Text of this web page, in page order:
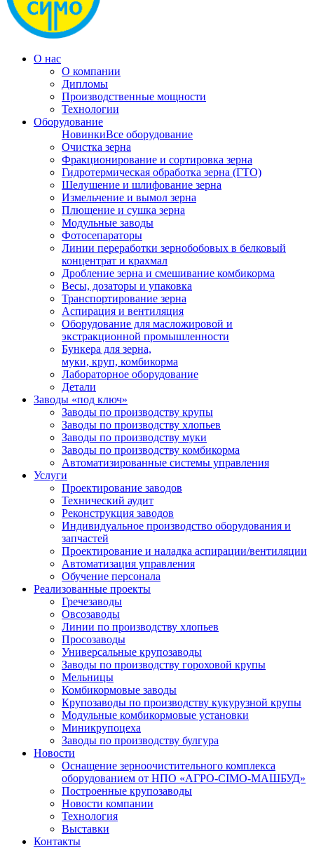
О нас
О компании
Дипломы
Производственные мощности
Технологии
Оборудование
НовинкиВсе оборудование
Очистка зерна
Фракционирование и сортировка зерна
Гидротермическая обработка зерна (ГТО)
Шелушение и шлифование зерна
Измельчение и вымол зерна
Плющение и сушка зерна
Модульные заводы
Фотосепараторы
Линии переработки зернобобовых в белковый
концентрат и крахмал
Дробление зерна и смешивание комбикорма
Весы, дозаторы и упаковка
Транспортирование зерна
Аспирация и вентиляция
Оборудование для масложировой и
экстракционной промышленности
Бункера для зерна,
муки, круп, комбикорма
Лабораторное оборудование
Детали
Заводы «под ключ»
Заводы по производству крупы
Заводы по производству хлопьев
Заводы по производству муки
Заводы по производству комбикорма
Автоматизированные системы управления
Услуги
Проектирование заводов
Технический аудит
Реконструкция заводов
Индивидуальное производство оборудования и
запчастей
Проектирование и наладка аспирации/вентиляции
Автоматизация управления
Обучение персонала
Реализованные проекты
Гречезаводы
Овсозаводы
Линии по производству хлопьев
Просозаводы
Универсальные крупозаводы
Заводы по производству гороховой крупы
Мельницы
Комбикормовые заводы
Крупозаводы по производству кукурузной крупы
Модульные комбикормовые установки
Миникрупоцеха
Заводы по производству булгура
Новости
Оснащение зерноочистительного комплекса
оборудованием от НПО «АГРО-СІМО-МАШБУД»
Построенные крупозаводы
Новости компании
Технология
Выставки
Контакты